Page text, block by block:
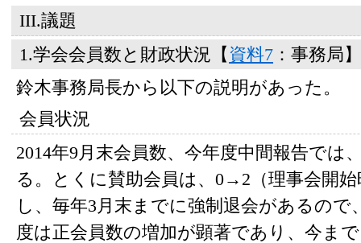
III.議題
1.学会会員数と財政状況【資料7 ：事務局】
鈴木事務局長から以下の説明があった。
会員状況
2014年9月末会員数、今年度中間報告では
る。とくに賛助会員は、0→2（理事会開
し、毎年3月末までに強制退会があるの
度は正会員数の増加が顕著であり、今ま